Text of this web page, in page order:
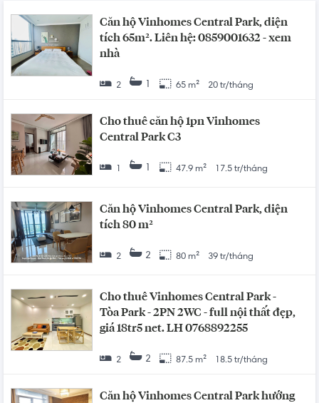
Căn hộ Vinhomes Central Park, diện
tích 65m². Liên hệ: 0859001632 - xem
nhà
2 1 65 m² 20 tr/tháng
Cho thuê căn hộ 1pn Vinhomes
Central Park C3
1 47.9 m² 17.5 tr/tháng
Căn hộ Vinhomes Central Park, diện
tích 80 m²
2 2 80 m² 39 tr/tháng
Cho thuê Vinhomes Central Park -
Tòa Park - 2PN 2WC - full nội thất đẹp,
giá 18tr5 net. LH 0768892255
2 2 87.5 m² 18.5 tr/tháng
Căn hộ Vinhomes Central Park hướng